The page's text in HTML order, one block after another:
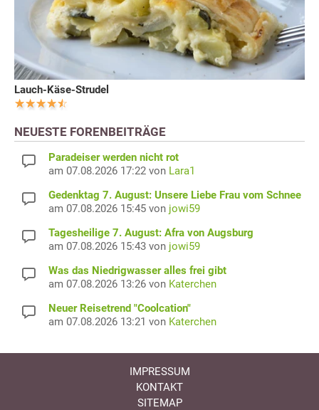
Lauch-Käse-Strudel
NEUESTE FORENBEITRÄGE
Paradeiser werden nicht rot
am 07.08.2026 17:22 von Lara1
Gedenktag 7. August: Unsere Liebe Frau vom Schnee
am 07.08.2026 15:45 von jowi59
Tagesheilige 7. August: Afra von Augsburg
am 07.08.2026 15:43 von jowi59
Was das Niedrigwasser alles frei gibt
am 07.08.2026 13:26 von Katerchen
Neuer Reisetrend "Coolcation"
am 07.08.2026 13:21 von Katerchen
IMPRESSUM
KONTAKT
SITEMAP